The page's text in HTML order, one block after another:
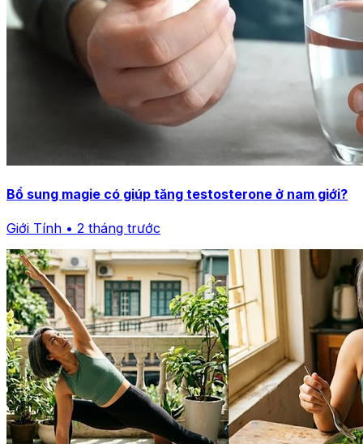
Bổ sung magie có giúp tăng testosterone ở nam giới?
Giới Tính • 2 tháng trước